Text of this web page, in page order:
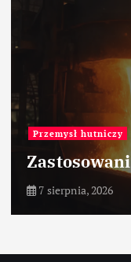
Przemysł hutniczy
7 sierpnia, 2026